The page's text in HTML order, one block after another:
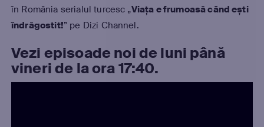
în România serialul turcesc „Viața e frumoasă când ești
îndrăgostit!” pe Dizi Channel.
Vezi episoade noi de luni până
vineri de la ora 17:40.